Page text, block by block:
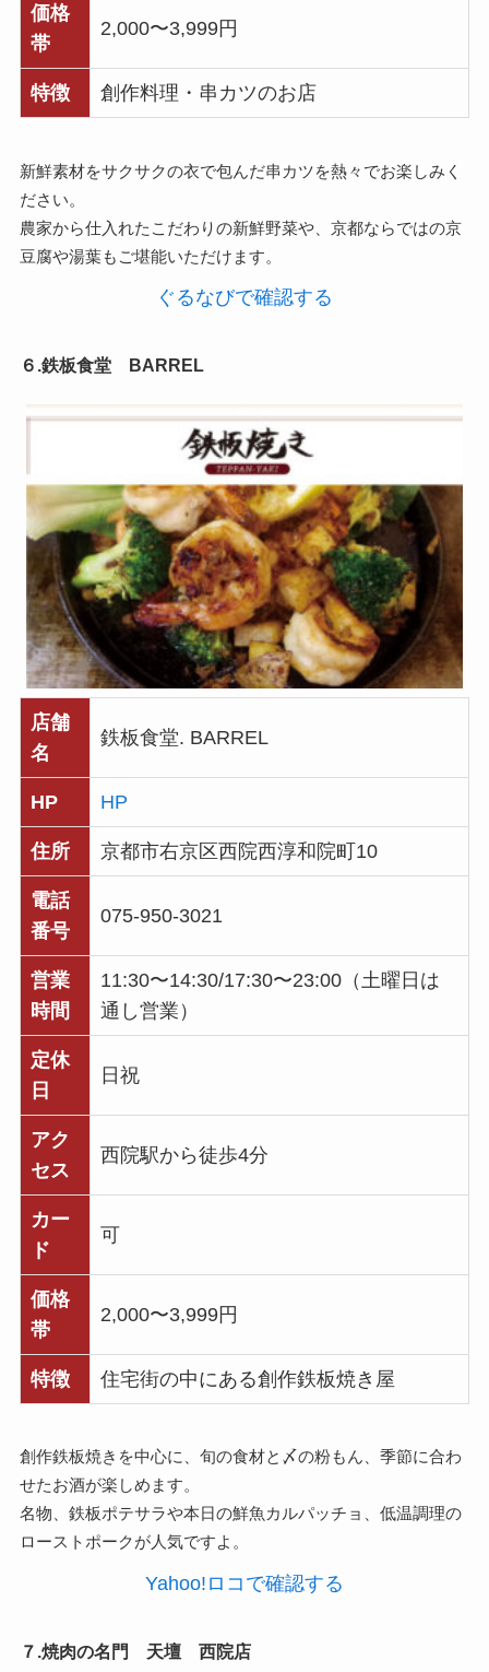
価格
帯
2,000〜3,999円
特徴 創作料理・串カツのお店
新鮮素材をサクサクの衣で包んだ串カツを熱々でお楽しみく
ださい。
農家から仕入れたこだわりの新鮮野菜や、京都ならではの京
豆腐や湯葉もご堪能いただけます。
ぐるなびで確認する
６.鉄板食堂 BARREL
店舗
名
鉄板食堂. BARREL
HP HP
住所 京都市右京区西院西淳和院町10
電話
番号
075-950-3021
営業
時間
11:30〜14:30/17:30〜23:00（土曜日は
通し営業）
定休
日
日祝
アク
セス
西院駅から徒歩4分
カー
ド
可
価格
帯
2,000〜3,999円
特徴 住宅街の中にある創作鉄板焼き屋
創作鉄板焼きを中心に、旬の食材と〆の粉もん、季節に合わ
せたお酒が楽しめます。
名物、鉄板ポテサラや本日の鮮魚カルパッチョ、低温調理の
ローストポークが人気ですよ。
Yahoo!ロコで確認する
７.焼肉の名門 天壇 西院店